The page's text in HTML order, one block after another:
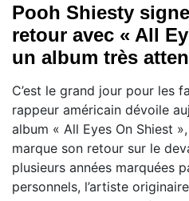
Pooh Shiesty
retour avec « All
un album très
C’est le grand jour pour les
rappeur américain dévoile
album « All Eyes On Shiest
marque son retour sur le
plusieurs années marquées
personnels, l’artiste